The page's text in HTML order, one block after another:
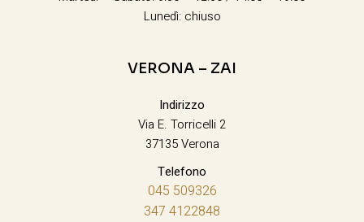
Lunedì: chiuso
VERONA – ZAI
Indirizzo
Via E. Torricelli 2
37135 Verona
Telefono
045 509326
347 4122848